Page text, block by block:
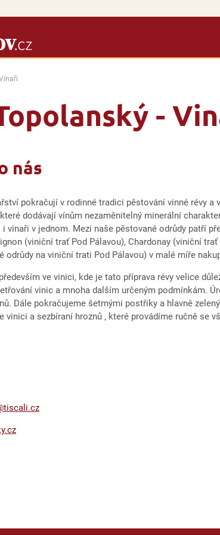
-
nás
pokračují v rodinné tradici pěstování vinné révy
dodávají vínům nezaměnitelný minerální
vinaři v jednom. Mezi naše pěstované odrůdy patří
(viniční trať Pod Pálavou), Chardonay (viniční
odrůdy na viniční trati Pod Pálavou) v malé míře
ve vinici, kde je tato příprava révy velice
vinic a mnoha dalším určeným podmínkám.
Dále pokračujeme šetrnými postřiky a hlavně
vinici a sezbíraní hroznů , které provádíme ručně se